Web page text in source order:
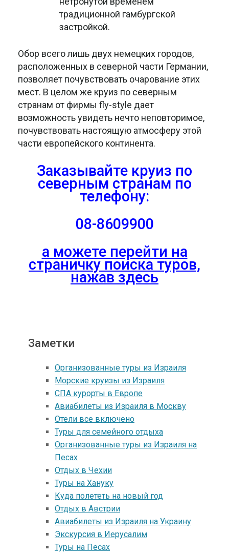
традиционной гамбургской
застройкой.
Обор всего лишь двух немецких городов,
расположенных в северной части Германии,
позволяет почувствовать очарование этих
мест. В целом же круиз по северным
странам от фирмы fly-style дает
возможность увидеть нечто неповторимое,
почувствовать настоящую атмосферу этой
части европейского континента.
Заказывайте круиз по
северным странам по
телефону:
08-8609900
а можете перейти на
страничку поиска туров,
нажав здесь
Заметки
Организованные туры из Израиля
Морские круизы из Израиля
СПА курорты в Европе
Авиабилеты из Израиля в Москву
Отели все включено
Туры для семейного отдыха
Организованные туры из Израиля на
Песах
Отдых в Чехии
Туры на Хануку
Куда полететь на новый год
Oтдых в Австрии
Авиабилеты из Израиля на Украину
Экскурсия в Иерусалим
Туры на Песах